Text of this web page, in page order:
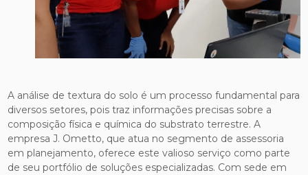
A análise de textura do solo é um processo fundamental para
diversos setores, pois traz informações precisas sobre a
composição física e química do substrato terrestre. A
empresa J. Ometto, que atua no segmento de assessoria
em planejamento, oferece este valioso serviço como parte
de seu portfólio de soluções especializadas. Com sede em